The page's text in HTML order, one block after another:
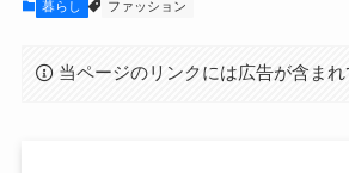
暮らし ファッション
当ページのリンクには広告が含まれ